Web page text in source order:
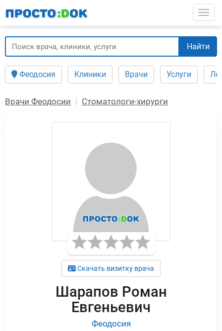
содержанию
Найти
Феодосия Клиники Врачи Услуги
Врачи Феодосии Стоматологи-хирурги
Скачать визитку врача
Шарапов Роман
Евгеньевич
Феодосия